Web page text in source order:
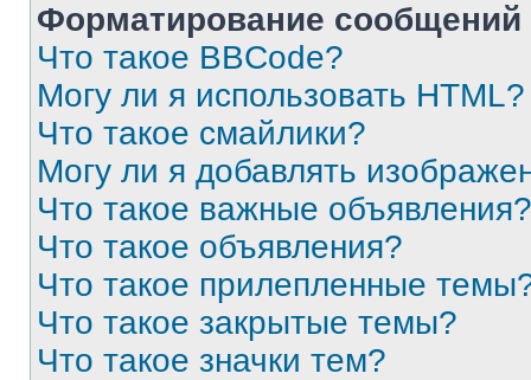
Форматирование
Что такое BBCode?
Могу ли я использовать HTML?
Что такое смайлики?
Могу ли я добавлять
Что такое важные объявления?
Что такое объявления?
Что такое прилепленные
Что такое закрытые темы?
Что такое значки тем?